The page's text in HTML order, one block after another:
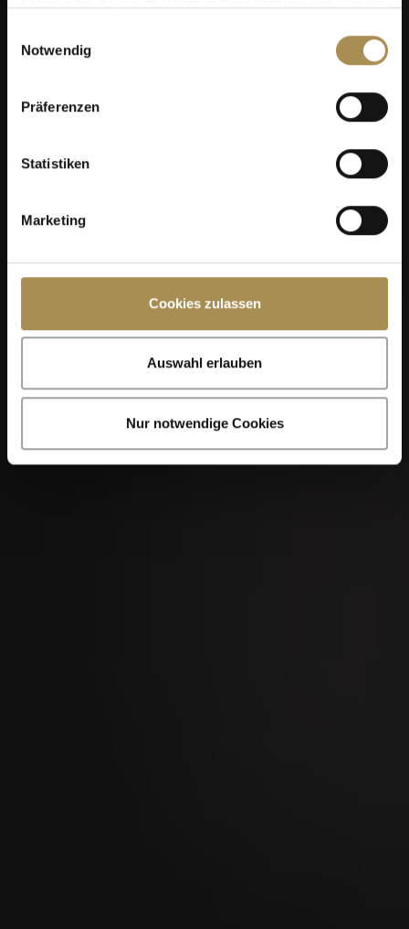
Notwendig
Präferenzen
Statistiken
Marketing
Cookies zulassen
Auswahl erlauben
Nur notwendige Cookies